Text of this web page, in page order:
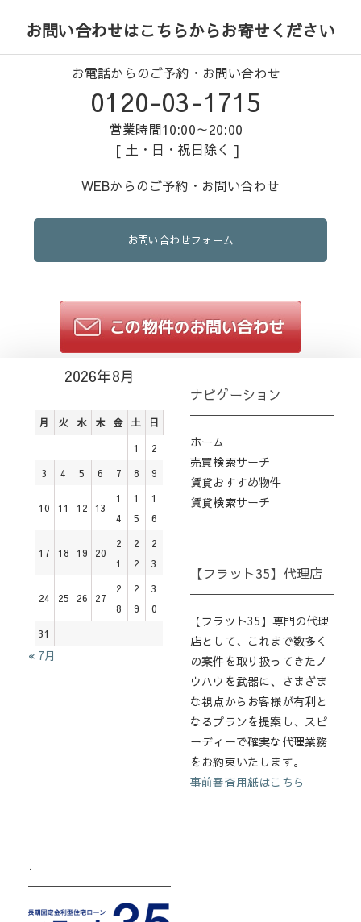
お問い合わせはこちらからお寄せください
お電話からのご予約・お問い合わせ
0120-03-1715
営業時間10:00～20:00
[ 土・日・祝日除く ]
WEBからのご予約・お問い合わせ
お問い合わせフォーム
2026年8月
月 火 水 木 金 土 日
1
2
3
4 5 6 7 8 9
10 11 12 13
1
4
1
5
1
6
17 18 19 20
2
1
2
2
2
3
24 25 26 27
2
8
2
9
3
0
31
« 7月
ナビゲーション
ホーム
売買検索サーチ
賃貸おすすめ物件
賃貸検索サーチ
【フラット35】代理店
【フラット35】専門の代理
店として、これまで数多く
の案件を取り扱ってきたノ
ウハウを武器に、さまざま
な視点からお客様が有利と
なるプランを提案し、スピ
ーディーで確実な代理業務
をお約束いたします。
事前審査用紙はこちら
.